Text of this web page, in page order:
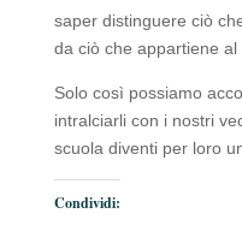
saper distinguere ciò
da ciò che appartiene
Solo così possiamo
intralciarli con i nostri
scuola diventi per loro
Condividi: